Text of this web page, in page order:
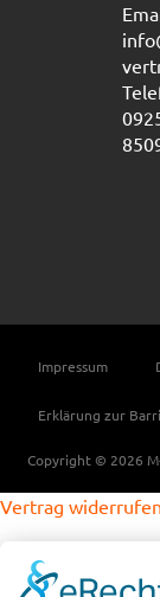
Impressum
Erklärung zur
Copyright © 2026
Vertrag widerrufen